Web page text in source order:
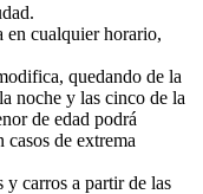
en cualquier horario,
quedando de la
noche y las cinco de la
de edad podrá
de extrema
y carros a partir de las